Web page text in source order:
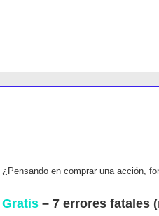
¿Pensando en comprar una acción,
Gratis– 7 errores fatales